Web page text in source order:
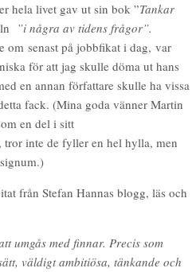
hela livet gav ut sin bok ”Tankar
”i några av tidens frågor”.
om senast på jobbfikat i dag, var
för att jag skulle döma ut hans
en annan författare skulle ha vissa
fack. (Mina goda vänner Martin
en del i sitt
inte de fyller en hel hylla, men
från Stefan Hannas blogg, läs och
umgås med finnar. Precis som
väldigt ambitiösa, tänkande och